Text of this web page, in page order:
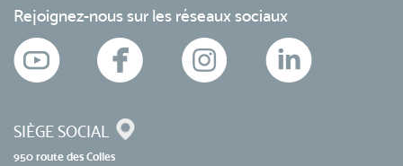
Rejoignez-nous sur les réseaux sociaux
SIÈGE SOCIAL
950 route des Colles